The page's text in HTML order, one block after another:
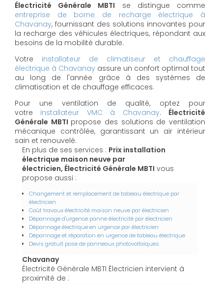
Électricité Générale MBTI se distingue comme
entreprise de borne de recharge électrique à
Chavanay, fournissant des solutions innovantes pour
la recharge des véhicules électriques, répondant aux
besoins de la mobilité durable.
Votre installateur de climatiseur et chauffage
électrique à Chavanay assure un confort optimal tout
au long de l'année grâce à des systèmes de
climatisation et de chauffage efficaces.
Pour une ventilation de qualité, optez pour
votre installateur VMC à Chavanay. Électricité
Générale MBTI propose des solutions de ventilation
mécanique contrôlée, garantissant un air intérieur
sain et renouvelé.
En plus de ses services : Prix installation
électrique maison neuve par
électricien, Électricité Générale MBTI vous
propose aussi :
Changement et remplacement de tableau électrique par
électricien
Coût travaux électricité maison neuve par électricien
Dépannage d'urgence panne électricité par électricien
Dépannage électrique en urgence par électricien
Dépannage et réparation en urgence de tableau électrique
Devis gratuit pose de panneaux photovoltaïques
Chavanay
Électricité Générale MBTI Électricien intervient à
proximité de :